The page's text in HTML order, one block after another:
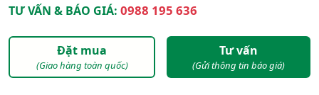
TƯ VẤN & BÁO GIÁ: 0988 195 636
Đặt mua
(Giao hàng toàn quốc)
Tư vấn
(Gửi thông tin báo giá)